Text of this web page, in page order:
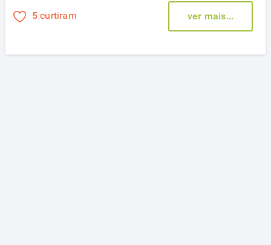
5 curtiram ver mais...